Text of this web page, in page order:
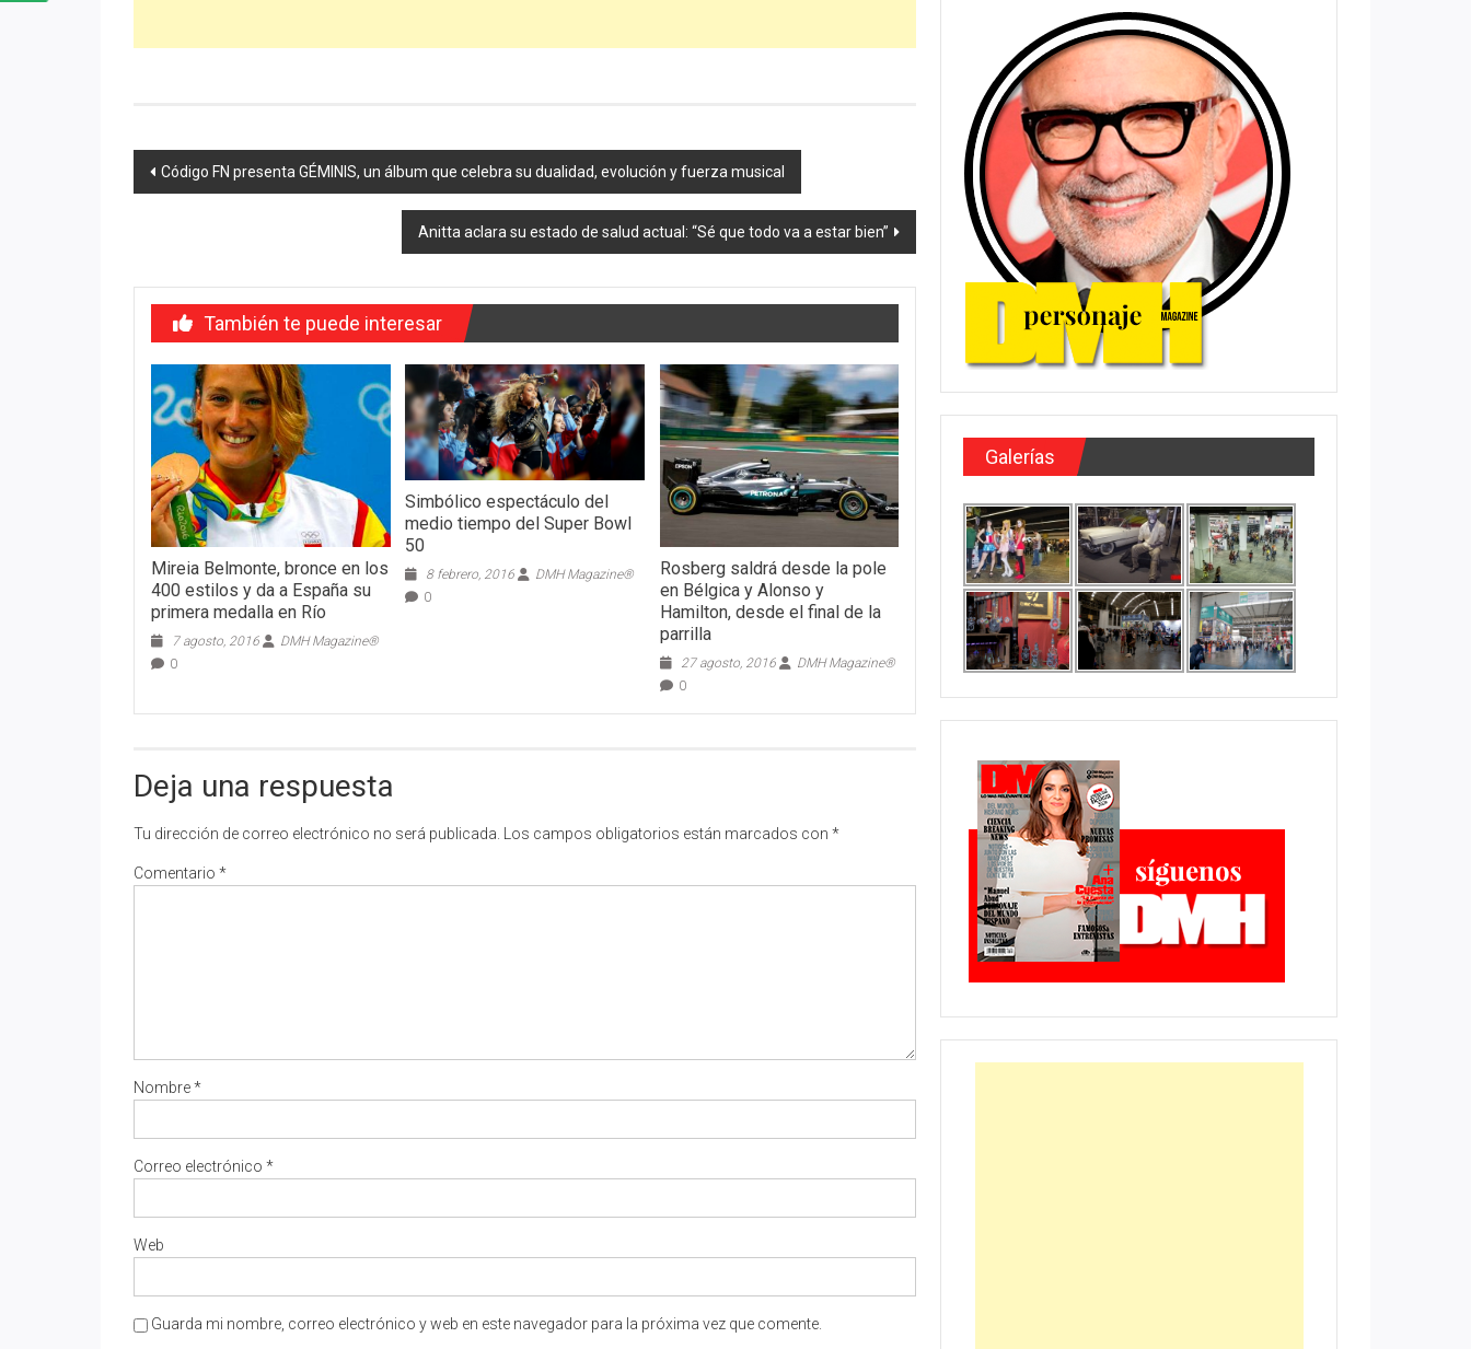
Navegación
Código FN presenta GÉMINIS, un álbum que celebra su dualidad, evolución y fuerza musical
Anitta aclara su estado de salud actual: “Sé que todo va a estar bien”
También te puede interesar
Mireia Belmonte, bronce en los
400 estilos y da a España su
primera medalla en Río
7 agosto, 2016
DMH Magazine®
0
Simbólico espectáculo del
medio tiempo del Super Bowl
50
8 febrero, 2016
DMH Magazine®
0
Rosberg saldrá desde la pole
en Bélgica y Alonso y
Hamilton, desde el final de la
parrilla
27 agosto, 2016
DMH Magazine®
0
Deja una respuesta
Tu dirección de correo electrónico no será publicada. Los campos obligatorios están marcados con *
Comentario *
Nombre*
Correo electrónico *
Web
Guarda mi nombre, correo electrónico y web en este navegador para la próxima vez que comente.
Galerías